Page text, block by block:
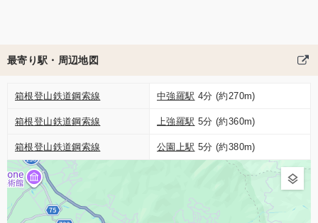
最寄り駅・周辺地図
箱根登山鉄道鋼索線 中強羅駅 4分 (約270m)
箱根登山鉄道鋼索線 上強羅駅 5分 (約360m)
箱根登山鉄道鋼索線 公園上駅 5分 (約380m)